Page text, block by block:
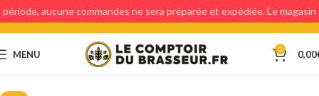
MENU 0 0,00
période, aucune commandes ne sera préparée et expédiée. Le magasin
étant fermé, aucun retraits en magasin ne sera possible.